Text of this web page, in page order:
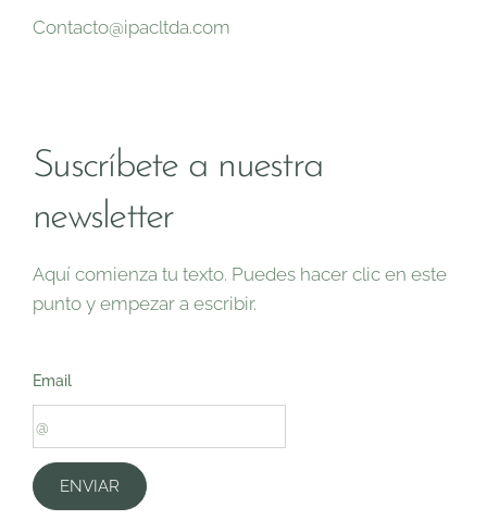
Contacto@ipacltda.com
Suscríbete a nuestra
newsletter
Aquí comienza tu texto. Puedes hacer clic en este
punto y empezar a escribir.
Email
ENVIAR